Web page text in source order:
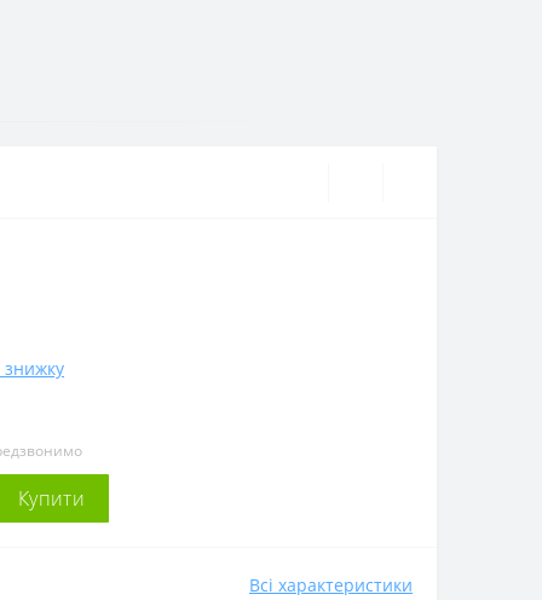
Купити
Всі характеристики